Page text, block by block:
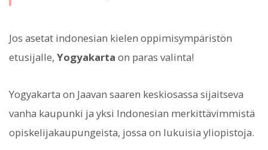
Jos asetat indonesian kielen oppimisympäristön
etusijalle, Yogyakarta on paras valinta!
Yogyakarta on Jaavan saaren keskiosassa sijaitseva
vanha kaupunki ja yksi Indonesian merkittävimmistä
opiskelijakaupungeista, jossa on lukuisia yliopistoja.